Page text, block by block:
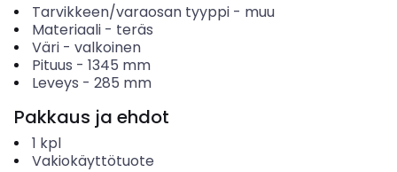
Tarvikkeen/varaosan tyyppi- muu
Materiaali- teräs
Väri- valkoinen
Pituus - 1345 mm
Leveys - 285 mm
Pakkaus ja ehdot
1 kpl
Vakiokäyttötuote